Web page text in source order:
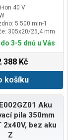
ion 40 V
5.500 min-1
305x20/25,4 mm
3-5 dnů u Vás
388 Kč
košíku
Aku
pila 350mm
2x40V, bez aku
Z